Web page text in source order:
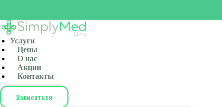
Услуги
Цены
О нас
Акции
Контакты
Записаться